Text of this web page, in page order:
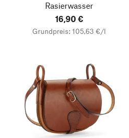
Rasierwasser
16,90 €
Grundpreis: 105,63 €/l